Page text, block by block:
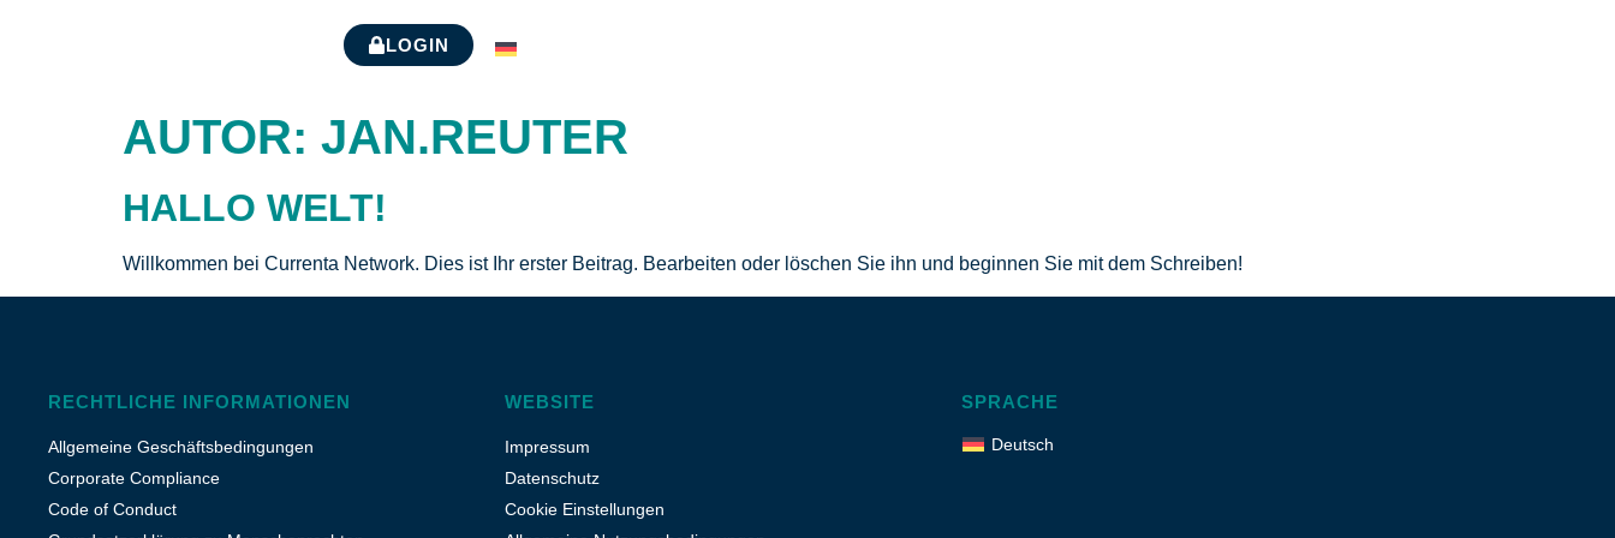
LOGIN
AUTOR: JAN.REUTER
HALLO WELT!
Willkommen bei Currenta Network. Dies ist Ihr erster Beitrag. Bearbeiten oder löschen Sie ihn und beginnen Sie mit dem Schreiben!
RECHTLICHE INFORMATIONEN
Allgemeine Geschäftsbedingungen
Corporate Compliance
Code of Conduct
WEBSITE
Impressum
Datenschutz
Cookie Einstellungen
SPRACHE
Deutsch